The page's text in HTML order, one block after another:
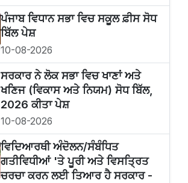
ਪੰਜਾਬ ਵਿਧਾਨ ਸਭਾ ਵਿਚ ਸਕੂਲ ਫ਼ੀਸ ਸੋਧ
ਬਿੱਲ ਪੇਸ਼
10-08-2026
ਸਰਕਾਰ ਨੇ ਲੋਕ ਸਭਾ ਵਿਚ ਖਾਣਾਂ ਅਤੇ
ਖਣਿਜ (ਵਿਕਾਸ ਅਤੇ ਨਿਯਮ) ਸੋਧ ਬਿੱਲ,
2026 ਕੀਤਾ ਪੇਸ਼
10-08-2026
ਵਿਦਿਆਰਥੀ ਅੰਦੋਲਨ/ਸੰਬੰਧਿਤ
ਗਤੀਵਿਧੀਆਂ 'ਤੇ ਪੂਰੀ ਅਤੇ ਵਿਸਤ੍ਰਿਤ
ਚਰਚਾ ਕਰਨ ਲਈ ਤਿਆਰ ਹੈ ਸਰਕਾਰ -